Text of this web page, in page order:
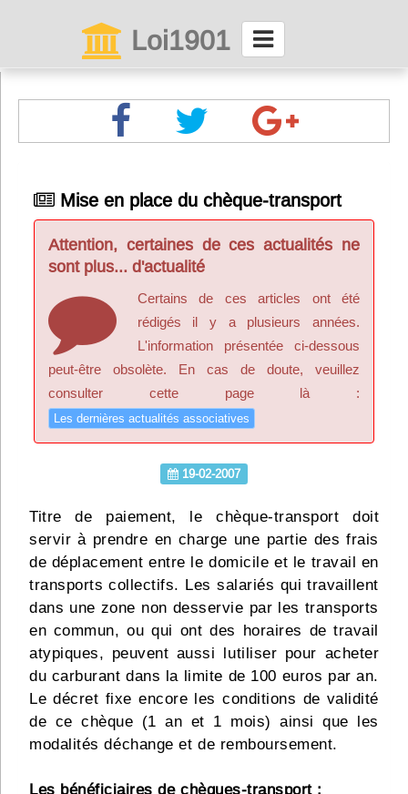
Loi1901
Menu général
ServiceAsso
Partager
VieAsso
Infos
Abo Lettrasso
Désabo Lettrasso
Nous contacter
Mise en place du chèque-transport
Attention, certaines de ces actualités ne
sont plus... d'actualité
Certains de ces articles ont été
rédigés il y a plusieurs années.
L'information présentée ci-dessous
peut-être obsolète. En cas de doute, veuillez
consulter cette page là :
Les dernières actualités associatives
19-02-2007
Titre de paiement, le chèque-transport doit
servir à prendre en charge une partie des frais
de déplacement entre le domicile et le travail en
transports collectifs. Les salariés qui travaillent
dans une zone non desservie par les transports
en commun, ou qui ont des horaires de travail
atypiques, peuvent aussi lutiliser pour acheter
du carburant dans la limite de 100 euros par an.
Le décret fixe encore les conditions de validité
de ce chèque (1 an et 1 mois) ainsi que les
modalités déchange et de remboursement.
Les bénéficiaires de chèques-transport :